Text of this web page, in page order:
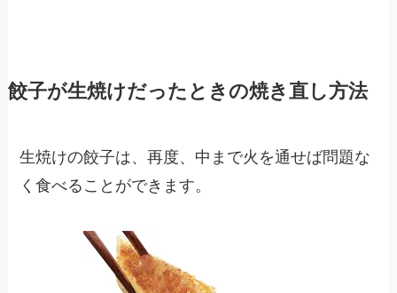
餃子が生焼けだったときの焼き直し方法
生焼けの餃子は、再度、中まで火を通せば問題な
く食べることができます。